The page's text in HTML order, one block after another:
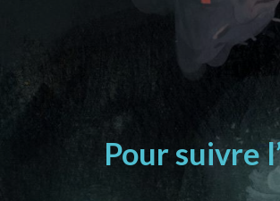
Pour suivre